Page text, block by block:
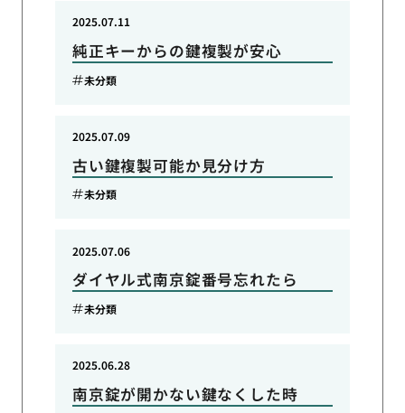
純正キーからの鍵複製が安心
2025.07.11
未分類
古い鍵複製可能か見分け方
2025.07.09
未分類
ダイヤル式南京錠番号忘れたら
2025.07.06
未分類
南京錠が開かない鍵なくした時
2025.06.28